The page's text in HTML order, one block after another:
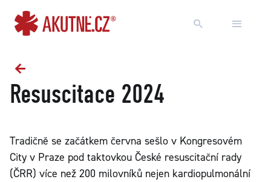
Resuscitace 2024
Tradičně se začátkem června sešlo v Kongresovém
City v Praze pod taktovkou České resuscitační rady
(ČRR) více než 200 milovníků nejen kardiopulmonální